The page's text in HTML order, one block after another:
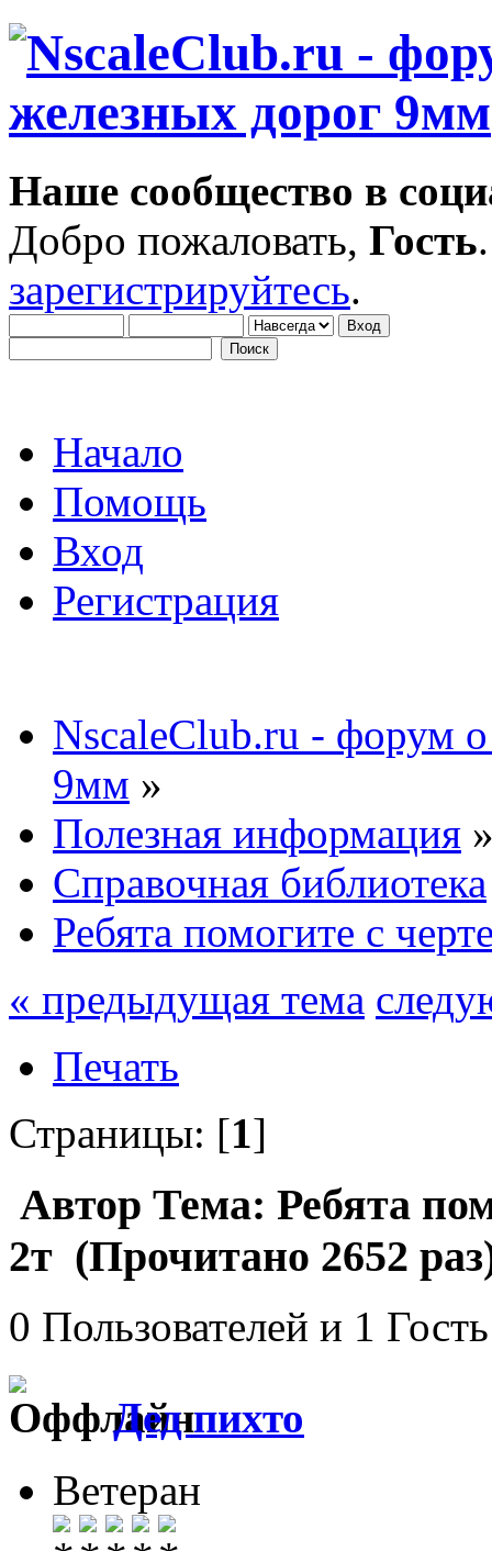
Наше сообщество в
Добро пожаловать, Гость
зарегистрируйтесь.
Начало
Помощь
Вход
Регистрация
NscaleClub.ru - форум
9мм »
Полезная информация
Справочная библиотека
Ребята помогите с
« предыдущая тема
Печать
Страницы: [1]
Автор Тема: Ребята
2т (Прочитано 2652
0 Пользователей и 1
Дед пихто
Ветеран